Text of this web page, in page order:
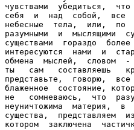
убедиться,  что весь этот необъятный мир, который мы видим вокруг
себя  и  над  собой,  все  эти  бесконечно  удаленные  от  нас, неисчислимые
небесные  тела,  или,  по  крайней  мере, многие из них, населены такими, же
разумными  и  мыслящими  существа;  .ми,  как и мы с вами; даже, может быть,
существами  гораздо  более  нас  развитыми  и  умными, которые в то же время
интересуются  нами  и  стараются  вступить  с  нами в сношения для взаимного
обмена  мыслей,  словом  - почувствовать, что вся вселенная кишит разумом, и
ты   сам   составляешь   крупинку   этого  всемирного,  необъятного  разума;
представьте,  говорю,  все  это  и скажите - возможно ли передать словами то
блаженное  состояние, которое должно охватить вас от этого сознания?!.. О, я
не   сомневаюсь,  что  разум  так  же  неуничтожим  и  вечен,  как  вечна  и
неуничтожима  материя,  в  которой  он  проявляется,  и  мы,  мыслящие живые
существа,  представляем  из себя только видимую материальную форму, сосуд, в
котором  заключена  частичка,  искорка  этого  бессмертного  разума,  и  эта
искорка,  после  разрушения  нашего бренного тела, не умрет, не уничтожится,
не  пропадет  бесследно, а примет только иную, может быть, высшую форму, как
не  уничтожится  материя, из которой состоит наше тело, а только превратится
в свои первоначальные элементы! <...>
     - Но  как  же, неужели обитатели Марса говорят по-французски? - спросил
я  после  некоторой  паузы,  наступившей  вслед  за воодушевленным монологом
Роша.
     - Не  только  по-французски,  но  и  по-русски,  как  вы  сами изволили
убедиться  из  вашего  разговора  через  трубу.  Разумеется,  для  обыденных
сношений  между собой у них есть свой язык. Но при помощи акустических труб,
вроде  той,  что  вы  видели  у  меня в обсерватории, и при посредстве своих
усовершенствованных  телескопов  они  имеют  возможность видеть и слышать до
мельчайших  подробностей  все,  что  происходит у нас на Земле, а видя нас и
слыша,  уже  нетрудно понять и изучить наши земные языки. Если же принять во
внимание,  что  у обитателей Марса нет тех насущных забот о завтрашнем дне и
о  куске  хлеба,  которые  убивают почти все наше время, то им и не остается
ничего  более, как только предаваться умственным занятиям, а между прочим, и
изучению языков обитателей других